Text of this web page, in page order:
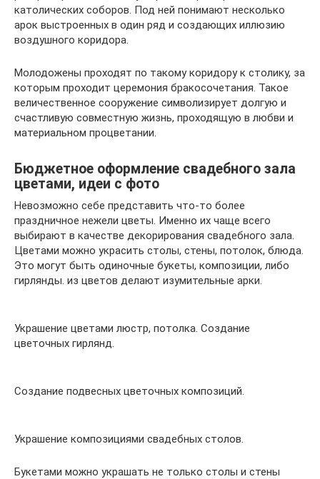
католических соборов. Под ней понимают несколько
арок выстроенных в один ряд и создающих иллюзию
воздушного коридора.
Молодожены проходят по такому коридору к столику, за
которым проходит церемония бракосочетания. Такое
величественное сооружение символизирует долгую и
счастливую совместную жизнь, проходящую в любви и
материальном процветании.
Бюджетное оформление свадебного зала
цветами, идеи с фото
Невозможно себе представить что-то более
праздничное нежели цветы. Именно их чаще всего
выбирают в качестве декорирования свадебного зала.
Цветами можно украсить столы, стены, потолок, блюда.
Это могут быть одиночные букеты, композиции, либо
гирлянды. из цветов делают изумительные арки.
Украшение цветами люстр, потолка. Создание
цветочных гирлянд.
Создание подвесных цветочных композиций.
Украшение композициями свадебных столов.
Букетами можно украшать не только столы и стены